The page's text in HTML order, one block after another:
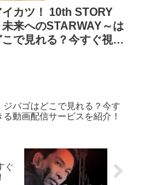
イカツ！ 10th STORY
未来へのSTARWAY～は
こで見れる？今すぐ視聴
ジバゴはどこで見れる？今す
る動画配信サービスを紹介！
ぐ